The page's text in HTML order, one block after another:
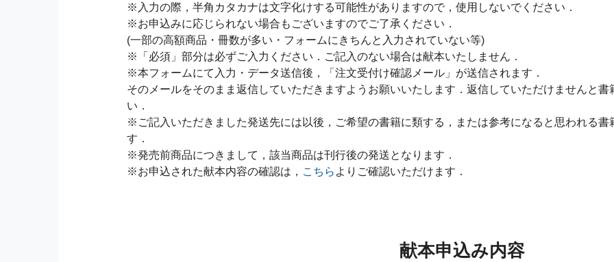
※入力の際，半角カタカナは文字化けする可能性がありますので，使用しないでください．
※お申込みに応じられない場合もございますのでご了承ください．
(一部の高額商品・冊数が多い・フォームにきちんと入力されていない等)
※「必須」部分は必ずご入力ください．ご記入のない場合は献本いたしません．
※本フォームにて入力・データ送信後，「注文受付け確認メール」が送信されます．
そのメールをそのまま返信していただきますようお願いいたします．返信していただけませんと
い．
※ご記入いただきました発送先には以後，ご希望の書籍に類する，または参考になると思われる
す．
※発売前商品につきまして，該当商品は刊行後の発送となります．
※お申込された献本内容の確認は， こちら よりご確認いただけます．
献本申込み内容